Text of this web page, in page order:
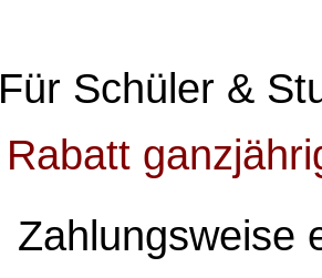
Für Schüler &
Rabatt
Zahlungsweise